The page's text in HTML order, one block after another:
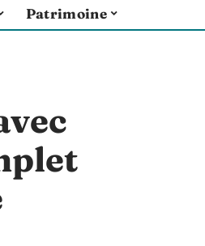
Patrimoine